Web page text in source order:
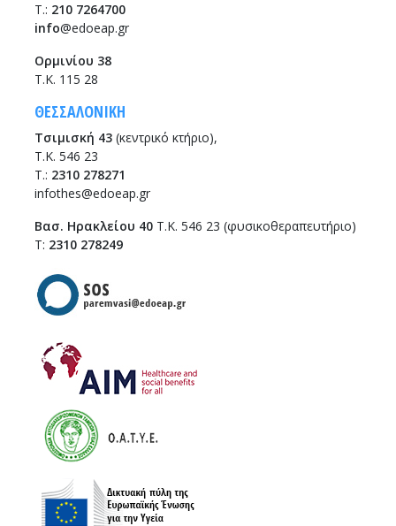
T.: 210 7264700
info@edoeap.gr
Ορμινίου 38
Τ.Κ. 115 28
ΘΕΣΣΑΛΟΝΙΚΗ
Τσιμισκή 43 (κεντρικό κτήριο),
Τ.Κ. 546 23
T.: 2310 278271
infothes@edoeap.gr
Βασ. Ηρακλείου 40 Τ.Κ. 546 23 (φυσικοθεραπευτήριο)
Τ: 2310 278249